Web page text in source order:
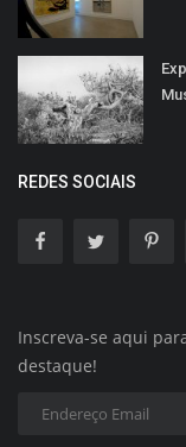
REDES SOCIAIS
Inscreva-se aqui
destaque!